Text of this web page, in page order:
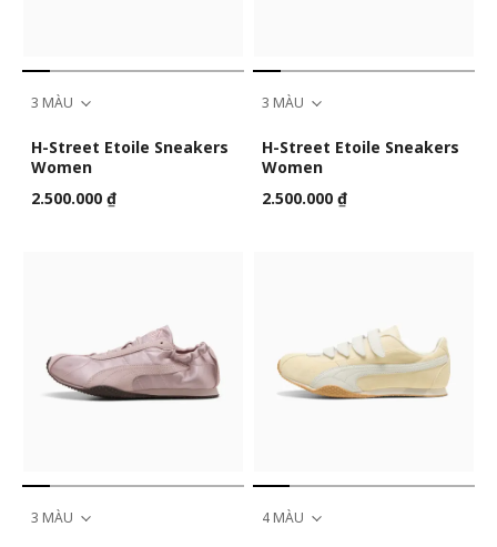
3 MÀU
H-Street Etoile Sneakers
Women
2.500.000 ₫
3 MÀU
H-Street Etoile Sneakers
Women
2.500.000 ₫
3 MÀU 4 MÀU